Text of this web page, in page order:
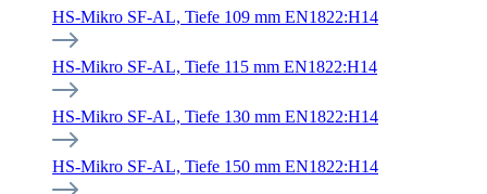
HS-Mikro SF-AL, Tiefe 109 mm EN1822:H14
HS-Mikro SF-AL, Tiefe 115 mm EN1822:H14
HS-Mikro SF-AL, Tiefe 130 mm EN1822:H14
HS-Mikro SF-AL, Tiefe 150 mm EN1822:H14